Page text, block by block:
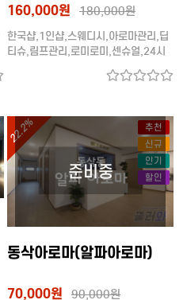
160,000원 180,000원
한국샵,1인샵,스웨디시,아로마관리,딥
티슈,림프관리,로미로미,센슈얼,24시
추천
신규
인기
할인
22.2%
동삭아로마(알파아로마)
70,000원 90,000원